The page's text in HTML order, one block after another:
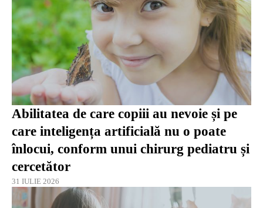
Abilitatea de care copiii au nevoie și pe
care inteligența artificială nu o poate
înlocui, conform unui chirurg pediatru și
cercetător
31 IULIE 2026